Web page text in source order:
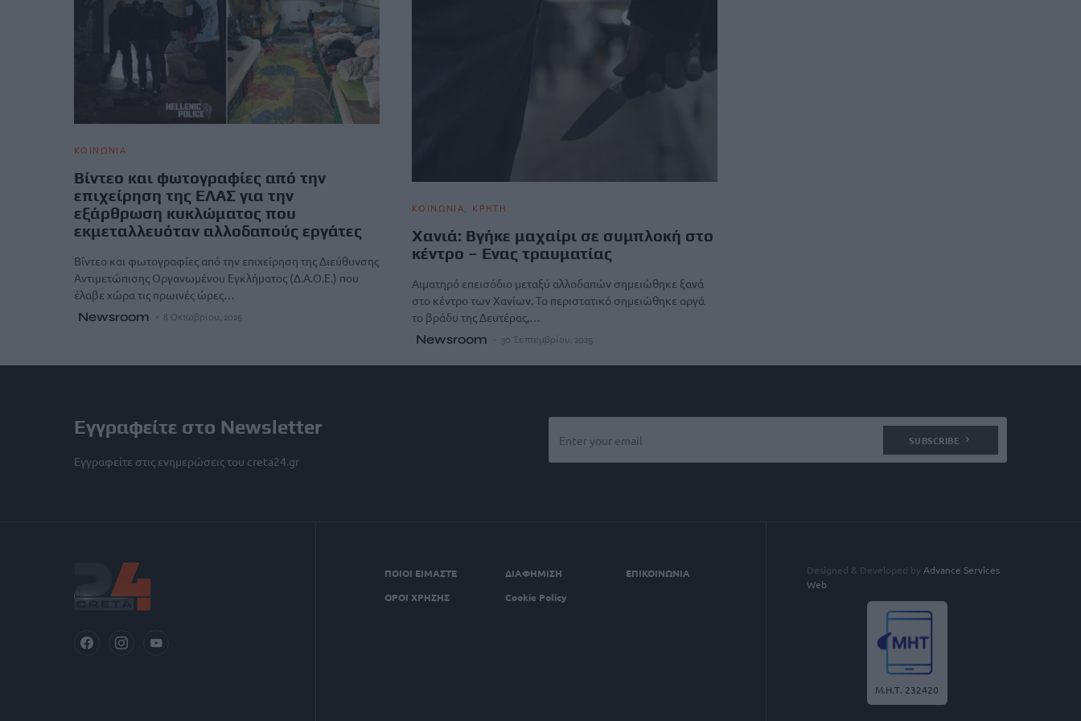
ΚΟΙΝΩΝΙΑ
Βίντεο και φωτογραφίες από την
επιχείρηση της ΕΛΑΣ για την
εξάρθρωση κυκλώματος που
εκμεταλλευόταν αλλοδαπούς εργάτες
Βίντεο και φωτογραφίες από την επιχείρηση της Διεύθυνσης
Αντιμετώπισης Οργανωμένου Εγκλήματος (Δ.Α.Ο.Ε.) που
έλαβε χώρα τις πρωινές ώρες…
Newsroom 8 Οκτωβρίου, 2025
ΚΟΙΝΩΝΙΑ ΚΡΗΤΗ
Χανιά: Βγήκε μαχαίρι σε συμπλοκή στο
κέντρο – Eνας τραυματίας
Αιματηρό επεισόδιο μεταξύ αλλοδαπών σημειώθηκε ξανά
στο κέντρο των Χανίων. Το περιστατικό σημειώθηκε αργά
το βράδυ της Δευτέρας,…
Newsroom 30 Σεπτεμβρίου, 2025
Εγγραφείτε στο Newsletter
Εγγραφείτε στις ενημερώσεις του creta24.gr
SUBSCRIBE
ΠΟΙΟΙ ΕΙΜΑΣΤΕ ΔΙΑΦΗΜΙΣΗ
ΕΠΙΚΟΙΝΩΝΙΑ
ΟΡΟΙ ΧΡΗΣΗΣ
Cookie Policy
Designed & Developed by Advance Services
Web
Μ.Η.Τ. 232420